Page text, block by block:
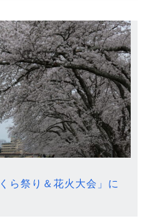
ら祭り＆花火大会」に